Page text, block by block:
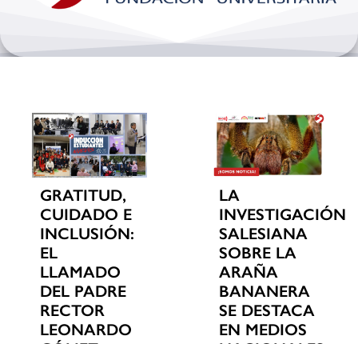
Investigación
Extension y desarrollo
GRATITUD,
CUIDADO E
INCLUSIÓN:
EL
LLAMADO
DEL PADRE
RECTOR
LEONARDO
LA
INVESTIGACIÓN
SALESIANA
SOBRE LA
ARAÑA
BANANERA
SE DESTACA
EN MEDIOS